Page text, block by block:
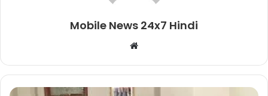
Mobile News 24x7 Hindi
Website